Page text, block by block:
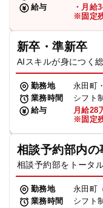
給与
・月給
※固定
新卒・準新卒
AIスキルが身につく
勤務地
永田町
業務時間
シフト
給与
月給28
※固定
相談予約部内の
相談予約部をトータ
勤務地
永田町
業務時間
シフト